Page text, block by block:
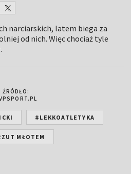
narciarskich, latem biega za
od nich. Więc chociaż tyle
ŹRÓDŁO:
#LEKKOATLETYKA
MŁOTEM